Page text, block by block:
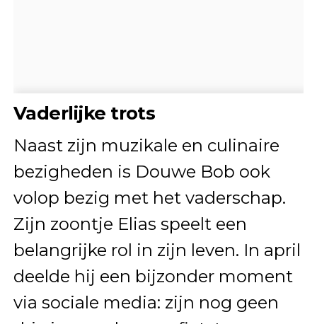
Vaderlijke trots
Naast zijn muzikale en culinaire
bezigheden is Douwe Bob ook
volop bezig met het vaderschap.
Zijn zoontje Elias speelt een
belangrijke rol in zijn leven. In april
deelde hij een bijzonder moment
via sociale media: zijn nog geen